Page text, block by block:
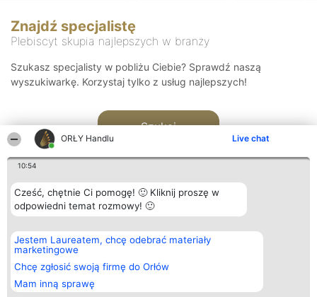
ORŁY Handlu Live chat
10:54
Cześć, chętnie Ci pomogę! 🙂 Kliknij proszę w
odpowiedni temat rozmowy! 🙂
Jestem Laureatem, chcę odebrać materiały
marketingowe
Chcę zgłosić swoją firmę do Orłów
Mam inną sprawę
Znajdź specjalistę
Plebiscyt skupia najlepszych w branży
Szukasz specjalisty w pobliżu Ciebie? Sprawdź naszą
wyszukiwarkę. Korzystaj tylko z usług najlepszych!
Szukaj
Organizator plebiscytu
Bright Side Solutions sp. z o.
o. sp. k.
ul. Ruska 22
Wrocław 50-079
KRS 0000749100 | Regon
381313360 | NIP 8943132676
Plebiscyt
Laureaci
wszystkich
Laureatów
Regulamin
Kontakt
Kontakt